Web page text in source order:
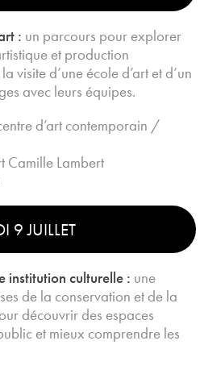
: un parcours pour explorer
et production
visite d’une école d’art et d’un
avec leurs équipes.
d’art contemporain /
Camille Lambert
9 JUILLET
institution culturelle : une
de la conservation et de la
découvrir des espaces
et mieux comprendre les